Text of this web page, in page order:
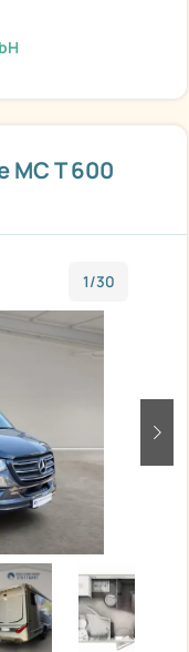
MC T 600
1/30